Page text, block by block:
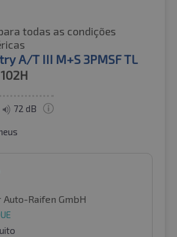
todas as condições
A/T III M+S 3PMSF TL
102H
72 dB
Auto-Raifen GmbH